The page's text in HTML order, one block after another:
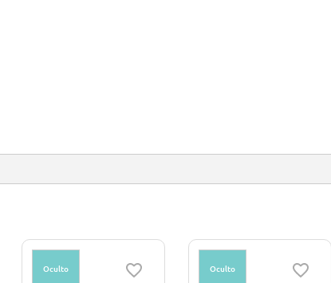
Oculto Oculto